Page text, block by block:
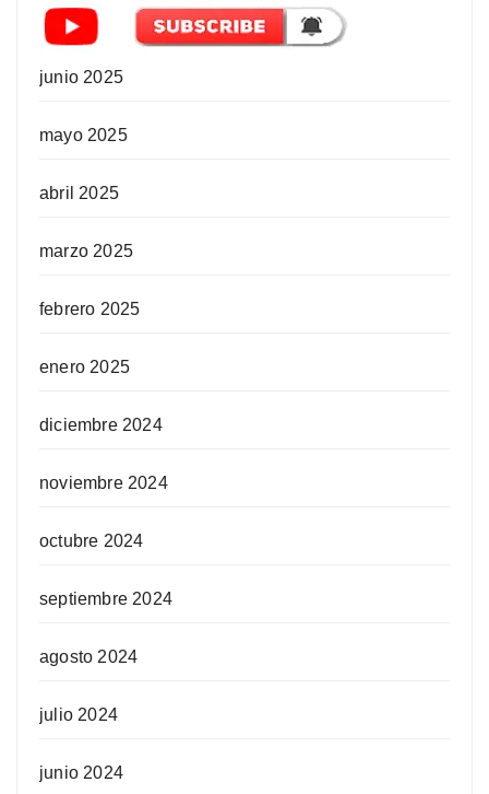
junio 2025
mayo 2025
abril 2025
marzo 2025
febrero 2025
enero 2025
diciembre 2024
noviembre 2024
octubre 2024
septiembre 2024
agosto 2024
julio 2024
junio 2024